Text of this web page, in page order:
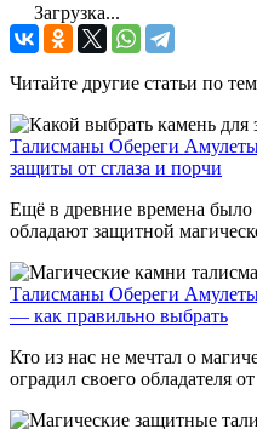
Загрузка...
Читайте другие статьи по
Талисманы Обереги
защиты от сглаза и порчи
Ещё в древние времена было
обладают защитной
Талисманы Обереги
— как правильно выбрать
Кто из нас не мечтал о
оградил своего обладателя